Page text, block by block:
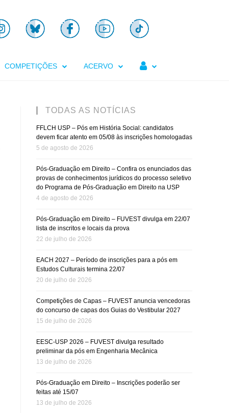
COMPETIÇÕES ACERVO 
TODAS AS NOTÍCIAS
FFLCH USP – Pós em História Social: candidatos
devem ficar atento em 05/08 às inscrições homologadas
5 de agosto de 2026
Pós-Graduação em Direito – Confira os enunciados das
provas de conhecimentos jurídicos do processo seletivo
do Programa de Pós-Graduação em Direito na USP
4 de agosto de 2026
Pós-Graduação em Direito – FUVEST divulga em 22/07
lista de inscritos e locais da prova
22 de julho de 2026
EACH 2027 – Período de inscrições para a pós em
Estudos Culturais termina 22/07
20 de julho de 2026
Competições de Capas – FUVEST anuncia vencedoras
do concurso de capas dos Guias do Vestibular 2027
15 de julho de 2026
EESC-USP 2026 – FUVEST divulga resultado
preliminar da pós em Engenharia Mecânica
13 de julho de 2026
Pós-Graduação em Direito – Inscrições poderão ser
feitas até 15/07
13 de julho de 2026